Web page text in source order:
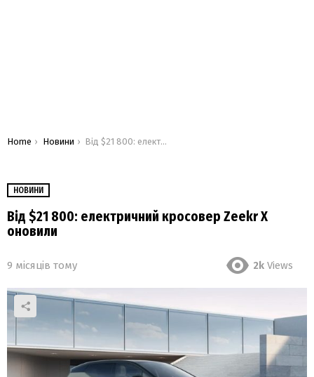
You are here:
Home Новини Від $21 800: електричний кросовер Zeekr X оновили
НОВИНИ
Від $21 800: електричний кросовер Zeekr X
оновили
9 місяців тому 2k Views